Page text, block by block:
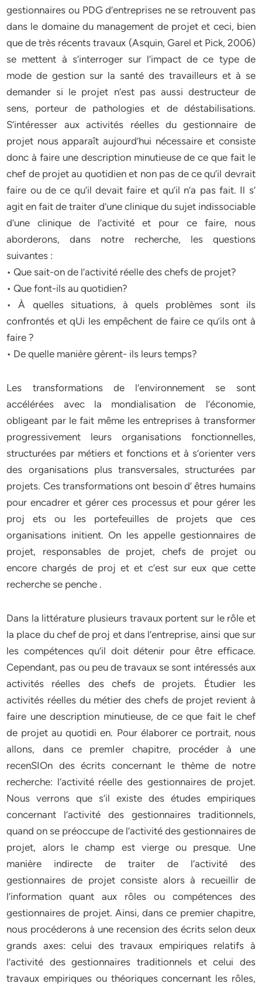
gestionnaires ou PDG d’entreprises ne se retrouvent pas
dans le domaine du management de projet et ceci, bien
que de très récents travaux (Asquin, Garel et Pick, 2006)
se mettent à s’interroger sur l’impact de ce type de
mode de gestion sur la santé des travailleurs et à se
demander si le projet n’est pas aussi destructeur de
sens, porteur de pathologies et de déstabilisations.
S’intéresser aux activités réelles du gestionnaire de
projet nous apparaît aujourd’hui nécessaire et consiste
donc à faire une description minutieuse de ce que fait le
chef de projet au quotidien et non pas de ce qu’il devrait
faire ou de ce qu’il devait faire et qu’il n’a pas fait. Il s’
agit en fait de traiter d’une clinique du sujet indissociable
d’une clinique de l’activité et pour ce faire, nous
aborderons, dans notre recherche, les questions
suivantes :
• Que sait-on de l’activité réelle des chefs de projet?
• Que font-ils au quotidien?
• À quelles situations, à quels problèmes sont ils
confrontés et qUi les empêchent de faire ce qu’ils ont à
faire ?
• De quelle manière gèrent- ils leurs temps?
Les transformations de l’environnement se sont
accélérées avec la mondialisation de l’économie,
obligeant par le fait même les entreprises à transformer
progressivement leurs organisations fonctionnelles,
structurées par métiers et fonctions et à s’orienter vers
des organisations plus transversales, structurées par
projets. Ces transformations ont besoin d’ êtres humains
pour encadrer et gérer ces processus et pour gérer les
proj ets ou les portefeuilles de projets que ces
organisations initient. On les appelle gestionnaires de
projet, responsables de projet, chefs de projet ou
encore chargés de proj et et c’est sur eux que cette
recherche se penche .
Dans la littérature plusieurs travaux portent sur le rôle et
la place du chef de proj et dans l’entreprise, ainsi que sur
les compétences qu’il doit détenir pour être efficace.
Cependant, pas ou peu de travaux se sont intéressés aux
activités réelles des chefs de projets. Étudier les
activités réelles du métier des chefs de projet revient à
faire une description minutieuse, de ce que fait le chef
de projet au quotidi en. Pour élaborer ce portrait, nous
allons, dans ce premIer chapitre, procéder à une
recenSIOn des écrits concernant le thème de notre
recherche: l’activité réelle des gestionnaires de projet.
Nous verrons que s’il existe des études empiriques
concernant l’activité des gestionnaires traditionnels,
quand on se préoccupe de l’activité des gestionnaires de
projet, alors le champ est vierge ou presque. Une
manière indirecte de traiter de l’activité des
gestionnaires de projet consiste alors à recueillir de
l’information quant aux rôles ou compétences des
gestionnaires de projet. Ainsi, dans ce premier chapitre,
nous procéderons à une recension des écrits selon deux
grands axes: celui des travaux empiriques relatifs à
l’activité des gestionnaires traditionnels et celui des
travaux empiriques ou théoriques concernant les rôles,